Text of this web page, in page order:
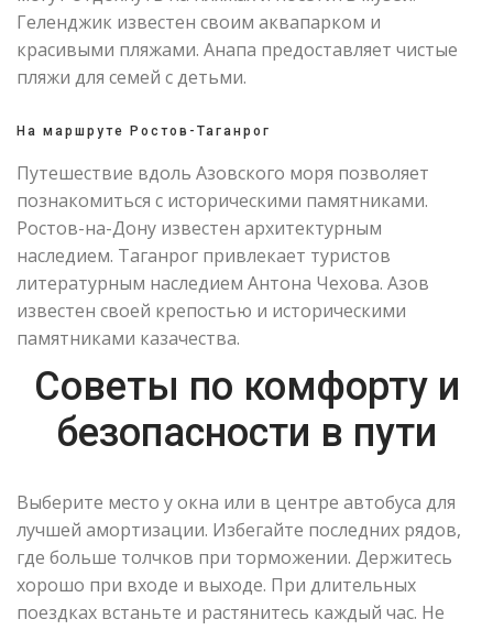
Геленджик известен своим аквапарком и
красивыми пляжами. Анапа предоставляет чистые
пляжи для семей с детьми.
На маршруте Ростов-Таганрог
Путешествие вдоль Азовского моря позволяет
познакомиться с историческими памятниками.
Ростов-на-Дону известен архитектурным
наследием. Таганрог привлекает туристов
литературным наследием Антона Чехова. Азов
известен своей крепостью и историческими
памятниками казачества.
Советы по комфорту и
безопасности в пути
Выберите место у окна или в центре автобуса для
лучшей амортизации. Избегайте последних рядов,
где больше толчков при торможении. Держитесь
хорошо при входе и выходе. При длительных
поездках встаньте и растянитесь каждый час. Не